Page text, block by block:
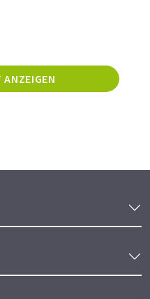
ANZEIGEN